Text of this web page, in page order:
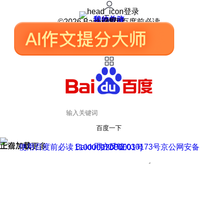
登录
我的关注
我的收藏
皮肤中心
用户反馈
设置
©2026 Baidu 使用百度前必读
百度一下
正在加载
上滑加载更多 用户反馈
使用百度前必读 Baidu 京ICP证030173号
京公网安备11000002000001号